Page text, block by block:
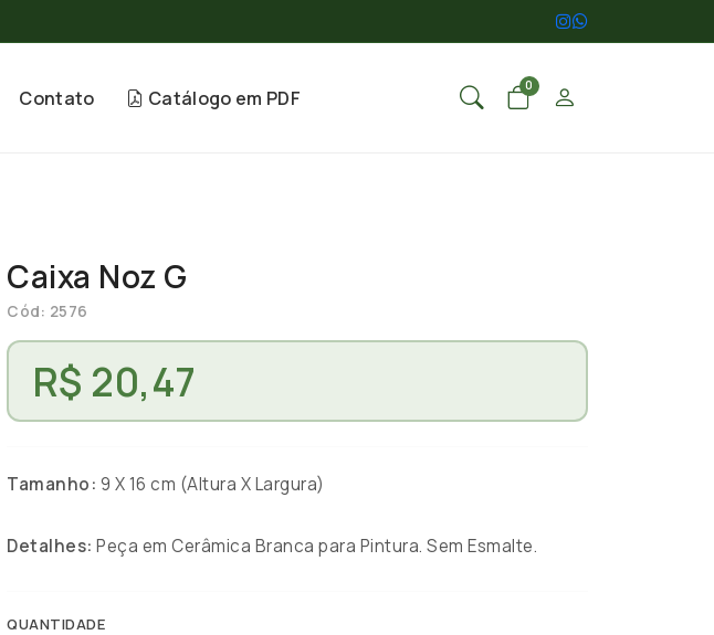
Contato Catálogo em PDF
0
Caixa Noz G
Cód: 2576
R$ 20,47
Tamanho: 9 X 16 cm (Altura X Largura)
Detalhes: Peça em Cerâmica Branca para Pintura. Sem Esmalte.
QUANTIDADE